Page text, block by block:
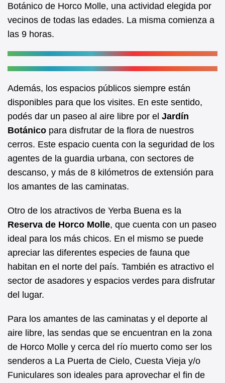
Botánico de Horco Molle, una actividad elegida por
vecinos de todas las edades. La misma comienza a
las 9 horas.
Además, los espacios públicos siempre están
disponibles para que los visites. En este sentido,
podés dar un paseo al aire libre por el Jardín
Botánico para disfrutar de la flora de nuestros
cerros. Este espacio cuenta con la seguridad de los
agentes de la guardia urbana, con sectores de
descanso, y más de 8 kilómetros de extensión para
los amantes de las caminatas.
Otro de los atractivos de Yerba Buena es la
Reserva de Horco Molle, que cuenta con un paseo
ideal para los más chicos. En el mismo se puede
apreciar las diferentes especies de fauna que
habitan en el norte del país. También es atractivo el
sector de asadores y espacios verdes para disfrutar
del lugar.
Para los amantes de las caminatas y el deporte al
aire libre, las sendas que se encuentran en la zona
de Horco Molle y cerca del río muerto como ser los
senderos a La Puerta de Cielo, Cuesta Vieja y/o
Funiculares son ideales para aprovechar el fin de